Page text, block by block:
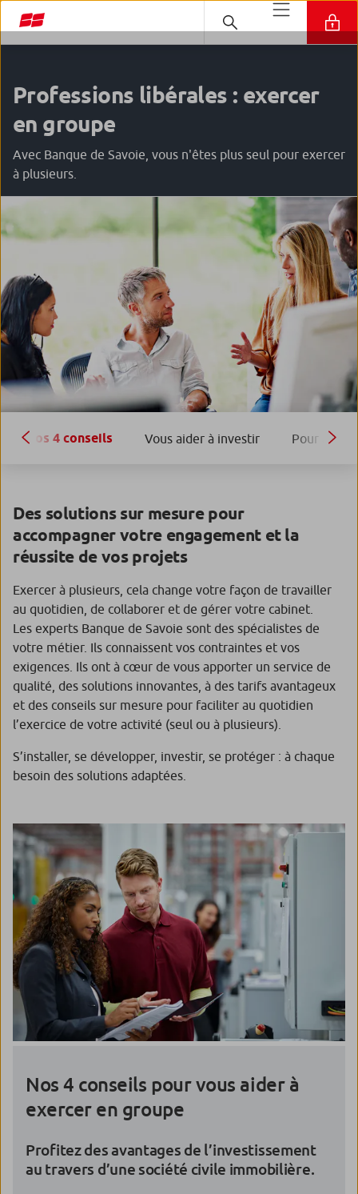
Professions libérales : exercer
en groupe
Avec Banque de Savoie, vous n'êtes plus seul pour exercer
à plusieurs.
Nos 4 conseils Vous aider à investir Pour aller
Des solutions sur mesure pour
accompagner votre engagement et la
réussite de vos projets
Exercer à plusieurs, cela change votre façon de travailler
au quotidien, de collaborer et de gérer votre cabinet.
Les experts Banque de Savoie sont des spécialistes de
votre métier. Ils connaissent vos contraintes et vos
exigences. Ils ont à cœur de vous apporter un service de
qualité, des solutions innovantes, à des tarifs avantageux
et des conseils sur mesure pour faciliter au quotidien
l’exercice de votre activité (seul ou à plusieurs).
S’installer, se développer, investir, se protéger : à chaque
besoin des solutions adaptées.
Nos 4 conseils pour vous aider à
exercer en groupe
Profitez des avantages de l’investissement
au travers d’une société civile immobilière.